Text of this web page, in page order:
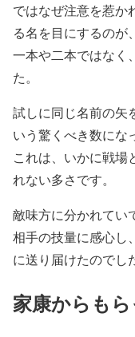
ではなぜ注意を惹か
る名を目にするのが
一本や二本ではなく
た。
試しに同じ名前の矢
いう驚くべき数にな
これは、いかに戦場
れない多さです。
敵味方に分かれてい
相手の技量に感心し
に送り届けたのでし
家康からも